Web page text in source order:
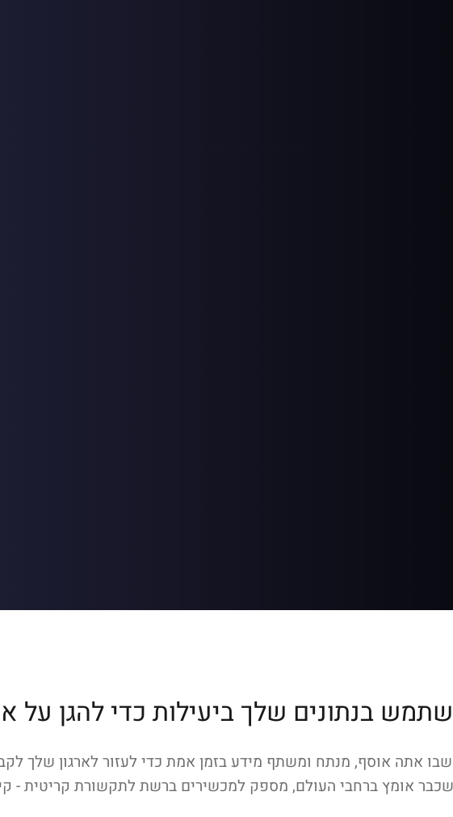
בנתונים שלך ביעילות כדי להגן על
אתה אוסף, מנתח ומשתף מידע בזמן אמת כדי לעזור לארגון שלך
אומץ ברחבי העולם, מספק למכשירים ברשת לתקשורת קריטית -